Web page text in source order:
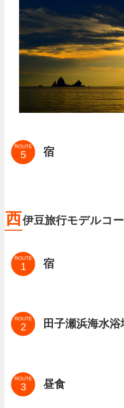
ROUTE 宿
西伊豆旅行モデルコ
ROUTE 宿
ROUTE 田子瀬浜海水浴
ROUTE 昼食